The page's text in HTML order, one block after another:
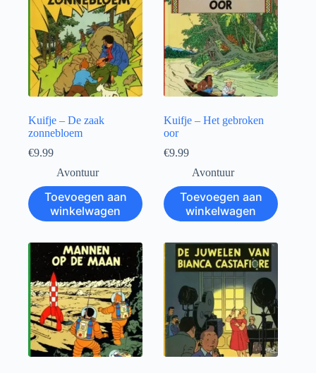
Kuifje – De zaak
zonnebloem
€9.99
Avontuur
Toevoegen aan
winkelwagen
Kuifje – Het gebroken
oor
€9.99
Avontuur
Toevoegen aan
winkelwagen